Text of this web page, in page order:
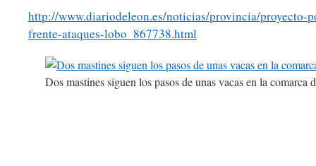
http://www.diariodeleon.es/noticias/provincia/proyecto-
frente-ataques-lobo_867738.html
Dos mastines siguen los pasos de unas vacas en la comarca